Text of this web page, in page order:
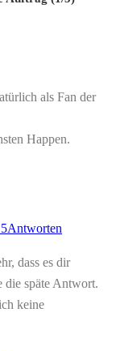
als Fan der
Happen.
Antworten
dass es dir
die späte Antwort.
keine